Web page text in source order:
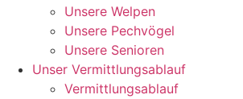
Unsere Welpen
Unsere Pechvögel
Unsere Senioren
Unser Vermittlungsablauf
Vermittlungsablauf